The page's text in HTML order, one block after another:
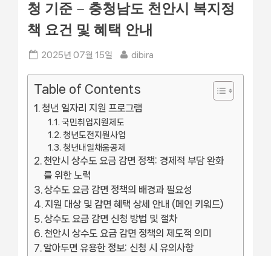
청 기준 – 충청남도 천안시 복지정
책 요건 및 혜택 안내
Posted
2025년 07월 15일 By
dibira
Table of Contents
청년 일자리 지원 프로그램
국민취업지원제도
청년도전지원사업
청년내일채움공제
천안시 상수도 요금 감면 정책: 경제적 부담 완화
를 위한 노력
상수도 요금 감면 정책의 배경과 필요성
지원 대상 및 감면 혜택 상세 안내 (메인 키워드)
상수도 요금 감면 신청 방법 및 절차
천안시 상수도 요금 감면 정책의 제도적 의미
알아두면 유용한 정보: 신청 시 유의사항